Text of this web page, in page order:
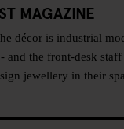
MAGAZINE
décor is industrial
and the front-desk
jewellery in their